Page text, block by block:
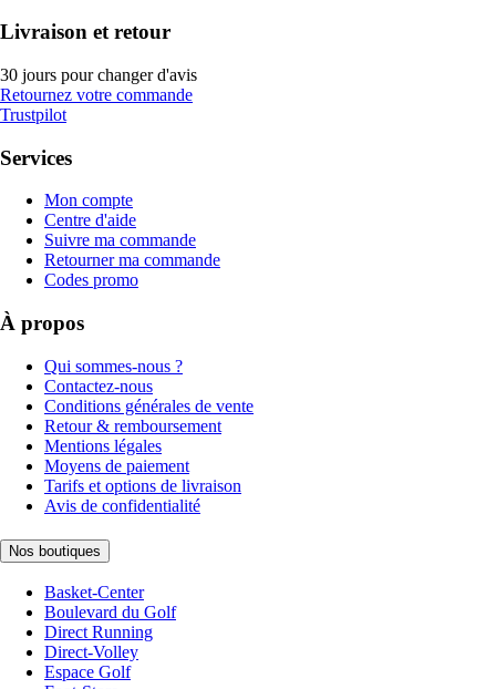
Livraison et retour
30 jours pour changer d'avis
Retournez votre commande
Trustpilot
Services
Mon compte
Centre d'aide
Suivre ma commande
Retourner ma commande
Codes promo
À propos
Qui sommes-nous ?
Contactez-nous
Conditions générales de vente
Retour & remboursement
Mentions légales
Moyens de paiement
Tarifs et options de livraison
Avis de confidentialité
Nos boutiques
Basket-Center
Boulevard du Golf
Direct Running
Direct-Volley
Espace Golf